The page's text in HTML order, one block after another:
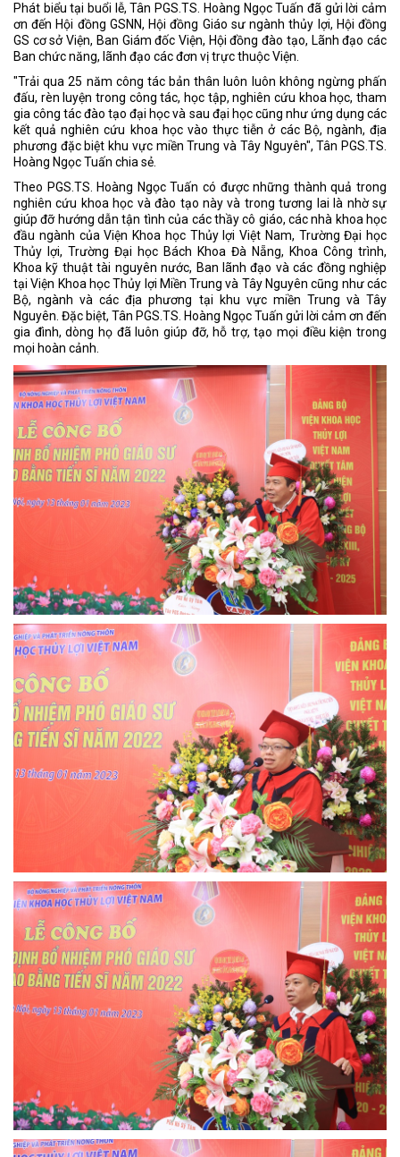
Phát biểu tại buổi lễ, Tân PGS.TS. Hoàng Ngọc Tuấn đã gửi lời cảm
ơn đến Hội đồng GSNN, Hội đồng Giáo sư ngành thủy lợi, Hội đồng
GS cơ sở Viện, Ban Giám đốc Viện, Hội đồng đào tạo, Lãnh đạo các
Ban chức năng, lãnh đạo các đơn vị trực thuộc Viện.
"Trải qua 25 năm công tác bản thân luôn luôn không ngừng phấn
đấu, rèn luyện trong công tác, học tập, nghiên cứu khoa học, tham
gia công tác đào tạo đại học và sau đại học cũng như ứng dụng các
kết quả nghiên cứu khoa học vào thực tiễn ở các Bộ, ngành, địa
phương đặc biệt khu vực miền Trung và Tây Nguyên", Tân PGS.TS.
Hoàng Ngọc Tuấn chia sẻ.
Theo PGS.TS. Hoàng Ngọc Tuấn có được những thành quả trong
nghiên cứu khoa học và đào tạo này và trong tương lai là nhờ sự
giúp đỡ hướng dẫn tận tình của các thầy cô giáo, các nhà khoa học
đầu ngành của Viện Khoa học Thủy lợi Việt Nam, Trường Đại học
Thủy lợi, Trường Đại học Bách Khoa Đà Nẵng, Khoa Công trình,
Khoa kỹ thuật tài nguyên nước, Ban lãnh đạo và các đồng nghiệp
tại Viện Khoa học Thủy lợi Miền Trung và Tây Nguyên cũng như các
Bộ, ngành và các địa phương tại khu vực miền Trung và Tây
Nguyên. Đặc biệt, Tân PGS.TS. Hoàng Ngọc Tuấn gửi lời cảm ơn đến
gia đình, dòng họ đã luôn giúp đỡ, hỗ trợ, tạo mọi điều kiện trong
mọi hoàn cảnh.